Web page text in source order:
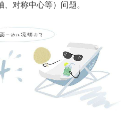
、对称中心等）问题。